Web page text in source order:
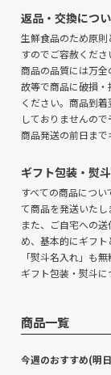
返品・交換につ
生鮮食品のため原
すのでご容赦くださ
商品の品質には万
故等で商品に破損
ください。商品到
しておりませんので
商品発送の前日まで
ギフト包装・熨
すべての商品につ
て商品を発送いたし
また、ご自宅への
め、基本的にギフト
「熨斗名入れ」も無
ギフト包装・熨斗に
商品一覧
今週のおすすめ(明